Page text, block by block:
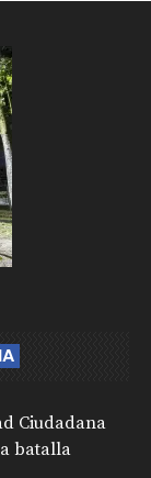
Ciudadana
batalla